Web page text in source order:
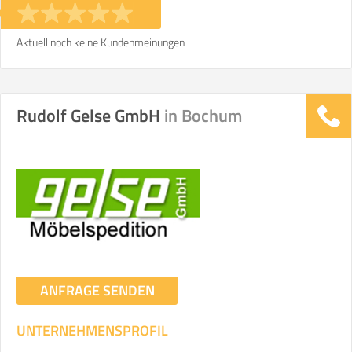
Aktuell noch keine Kundenmeinungen
Rudolf Gelse GmbH in Bochum
ANFRAGE SENDEN
UNTERNEHMENSPROFIL